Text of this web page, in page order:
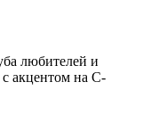
любителей и
акцентом на C-